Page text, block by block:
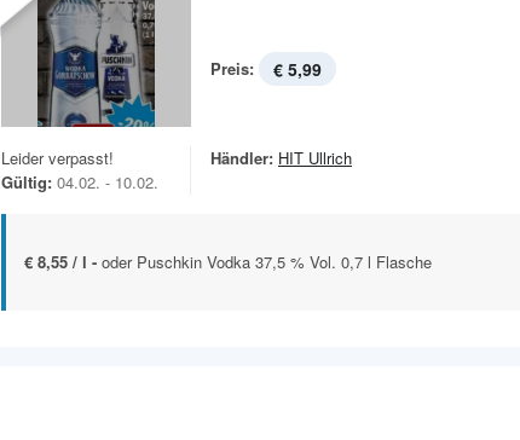
Preis: € 5,99
Leider verpasst!
Gültig: 04.02. - 10.02.
Händler: HIT Ullrich
€ 8,55 / l - oder Puschkin Vodka 37,5 % Vol. 0,7 l Flasche